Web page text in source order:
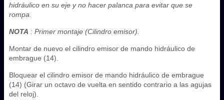
hidráulico en su eje y no hacer palanca para evitar que se
rompa.
NOTA : Primer montaje (Cilindro emisor).
Montar de nuevo el cilindro emisor de mando hidráulico de
embrague (14).
Bloquear el cilindro emisor de mando hidráulico de embrague
(14) (Girar un octavo de vuelta en sentido contrario a las agujas
del reloj).